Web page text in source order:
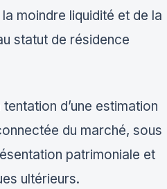
moindre liquidité et de la
statut de résidence
d’une estimation
du marché, sous
patrimoniale et
ultérieurs.